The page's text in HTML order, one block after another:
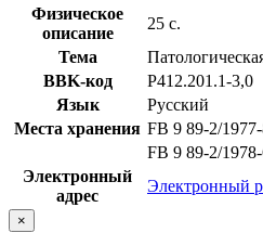
Физическое
описание
25 с.
Тема
BBK-код
Р412.201.1-3,0
Язык
Русский
Места хранения FB 9 89-2/
FB 9 89-2/
Электронный
адрес
Электронный
×